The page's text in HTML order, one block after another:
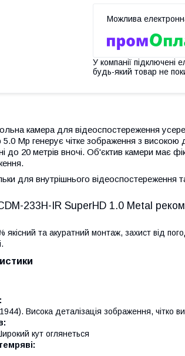
У компанії підключені
будь-який товар не
камера для відеоспостереження
Мр генерує чітке зображення з високою
до 20 метрів вночі. Об'єктив камери має
для внутрішнього
233H-IR SuperHD 1.0 Metal
якісний та акуратний монтаж, захист від
Висока деталізація зображення, чітко
кут оглянеться